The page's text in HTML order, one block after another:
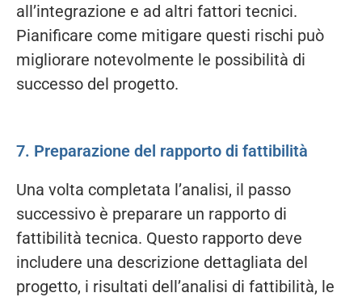
all’integrazione e ad altri fattori tecnici.
Pianificare come mitigare questi rischi può
migliorare notevolmente le possibilità di
successo del progetto.
7. Preparazione del rapporto di fattibilità
Una volta completata l’analisi, il passo
successivo è preparare un rapporto di
fattibilità tecnica. Questo rapporto deve
includere una descrizione dettagliata del
progetto, i risultati dell’analisi di fattibilità, le